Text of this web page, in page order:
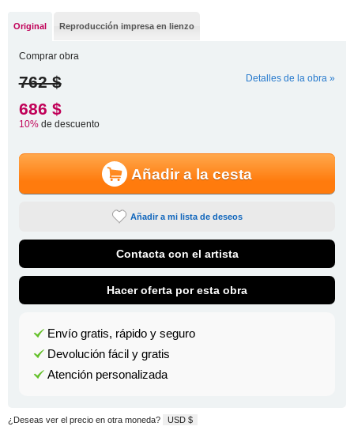
Original Reproducción impresa en lienzo
Comprar obra
762 $ Detalles de la obra »
686 $
10%de descuento
Añadir a la cesta
Añadir a mi lista de deseos
Contacta con el artista
Hacer oferta por esta obra
Envío gratis, rápido y seguro
Devolución fácil y gratis
Atención personalizada
¿Deseas ver el precio en otra moneda? USD $